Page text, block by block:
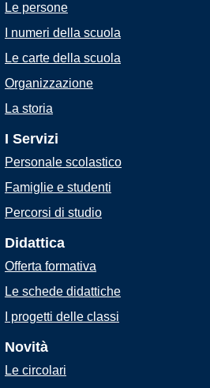
Le persone
I numeri della scuola
Le carte della scuola
Organizzazione
La storia
I Servizi
Personale scolastico
Famiglie e studenti
Percorsi di studio
Didattica
Offerta formativa
Le schede didattiche
I progetti delle classi
Novità
Le circolari